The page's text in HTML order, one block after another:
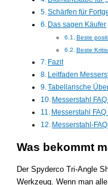
Schärfen für
Das sagen Käufer
Beste
Beste
Fazit
Leitfaden
Tabellarische
Messerstahl FAQ
Messerstahl FAQ
Messerstahl-
Was bekommt
Der Spyderco Tri-Angle
Werkzeug. Wenn man